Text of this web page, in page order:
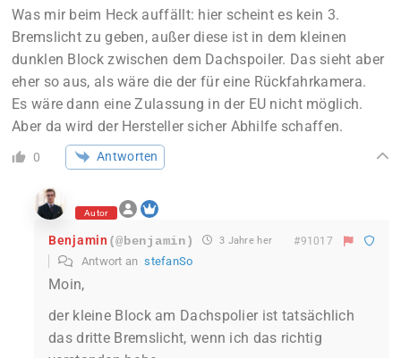
Was mir beim Heck auffällt: hier scheint es kein 3.
Bremslicht zu geben, außer diese ist in dem kleinen
dunklen Block zwischen dem Dachspoiler. Das sieht aber
eher so aus, als wäre die der für eine Rückfahrkamera.
Es wäre dann eine Zulassung in der EU nicht möglich.
Aber da wird der Hersteller sicher Abhilfe schaffen.
0 Antworten
Autor
Benjamin (@benjamin) 3 Jahre her #91017
Antwort anstefanSo
Moin,
der kleine Block am Dachspolier ist tatsächlich
das dritte Bremslicht, wenn ich das richtig